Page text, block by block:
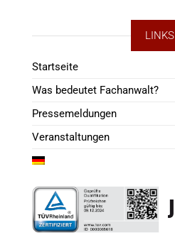
LINKS
Startseite
Was bedeutet Fachanwalt?
Pressemeldungen
Veranstaltungen